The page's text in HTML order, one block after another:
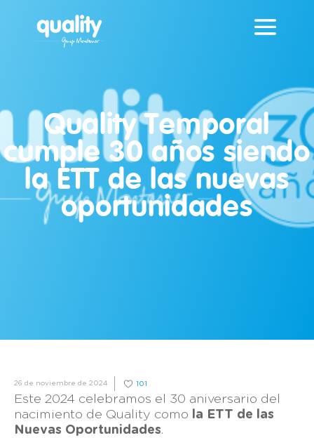
Quality Temporal
cumple 30 años siendo
la ETT de las nuevas
oportunidades
26 de noviembre de 2024 101
Este 2024 celebramos el 30 aniversario del
nacimiento de Quality como la ETT de las
Nuevas Oportunidades.